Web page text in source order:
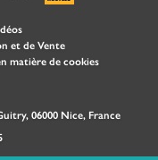
et de Vente
matière de cookies
06000 Nice, France